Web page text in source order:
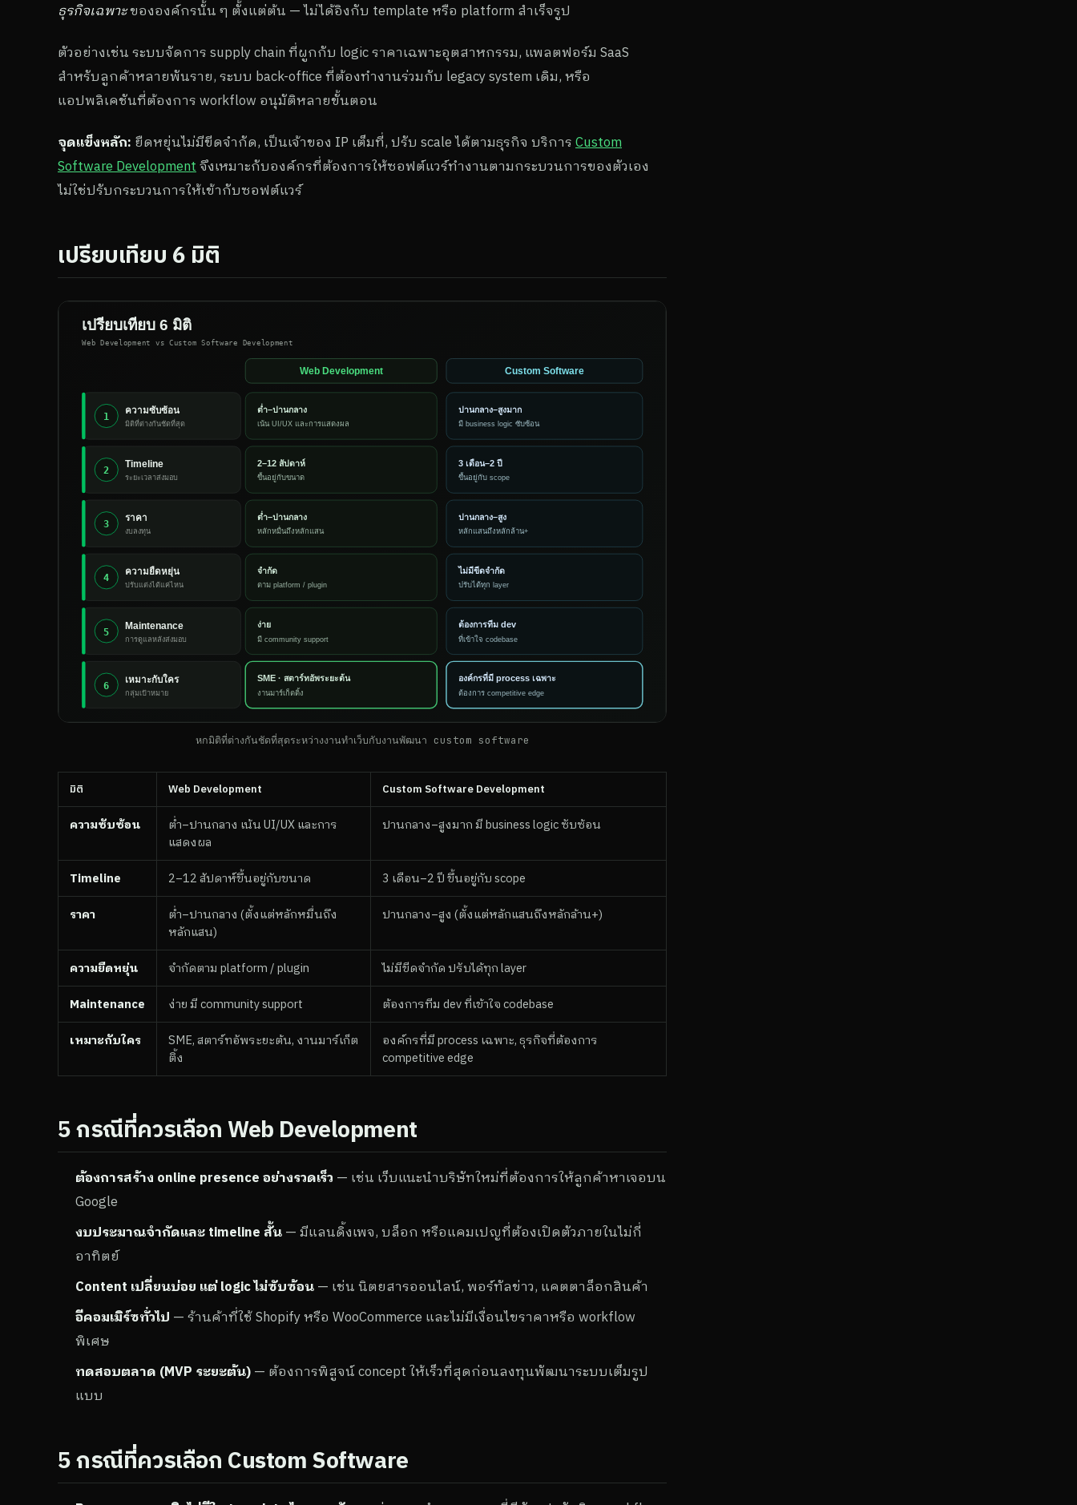
ธุรกิจเฉพาะขององค์กรนั้น ๆ ตั้งแต่ต้น — ไม่ได้อิงกับ template หรือ platform สำเร็จรูป
ตัวอย่างเช่น ระบบจัดการ supply chain ที่ผูกกับ logic ราคาเฉพาะอุตสาหกรรม, แพลตฟอร์ม SaaS
สำหรับลูกค้าหลายพันราย, ระบบ back-office ที่ต้องทำงานร่วมกับ legacy system เดิม, หรือ
แอปพลิเคชันที่ต้องการ workflow อนุมัติหลายขั้นตอน
จุดแข็งหลัก: ยืดหยุ่นไม่มีขีดจำกัด, เป็นเจ้าของ IP เต็มที่, ปรับ scale ได้ตามธุรกิจ บริการ Custom
Software Development จึงเหมาะกับองค์กรที่ต้องการให้ซอฟต์แวร์ทำงานตามกระบวนการของตัวเอง
ไม่ใช่ปรับกระบวนการให้เข้ากับซอฟต์แวร์
เปรียบเทียบ 6 มิติ
หกมิติที่ต่างกันชัดที่สุดระหว่างงานทำเว็บกับงานพัฒนา custom software
มิติ Web Development Custom Software Development
ความซับซ้อน
ต่ำ–ปานกลาง เน้น UI/UX และการ
แสดงผล
ปานกลาง–สูงมาก มี business logic ซับซ้อน
Timeline 2–12 สัปดาห์ขึ้นอยู่กับขนาด 3 เดือน–2 ปี ขึ้นอยู่กับ scope
ราคา
ต่ำ–ปานกลาง (ตั้งแต่หลักหมื่นถึง
หลักแสน)
ปานกลาง–สูง (ตั้งแต่หลักแสนถึงหลักล้าน+)
ความยืดหยุ่น จำกัดตาม platform / plugin ไม่มีขีดจำกัด ปรับได้ทุก layer
Maintenance ง่าย มี community support ต้องการทีม dev ที่เข้าใจ codebase
เหมาะกับใคร
SME, สตาร์ทอัพระยะต้น, งานมาร์เก็ต
ติ้ง
องค์กรที่มี process เฉพาะ, ธุรกิจที่ต้องการ
competitive edge
5 กรณีที่ควรเลือก Web Development
ต้องการสร้าง online presence อย่างรวดเร็ว — เช่น เว็บแนะนำบริษัทใหม่ที่ต้องการให้ลูกค้าหาเจอบน
Google
งบประมาณจำกัดและ timeline สั้น — มีแลนดิ้งเพจ, บล็อก หรือแคมเปญที่ต้องเปิดตัวภายในไม่กี่
อาทิตย์
Content เปลี่ยนบ่อย แต่ logic ไม่ซับซ้อน — เช่น นิตยสารออนไลน์, พอร์ทัลข่าว, แคตตาล็อกสินค้า
อีคอมเมิร์ซทั่วไป — ร้านค้าที่ใช้ Shopify หรือ WooCommerce และไม่มีเงื่อนไขราคาหรือ workflow
พิเศษ
ทดสอบตลาด (MVP ระยะต้น) — ต้องการพิสูจน์ concept ให้เร็วที่สุดก่อนลงทุนพัฒนาระบบเต็มรูป
แบบ
5 กรณีที่ควรเลือก Custom Software